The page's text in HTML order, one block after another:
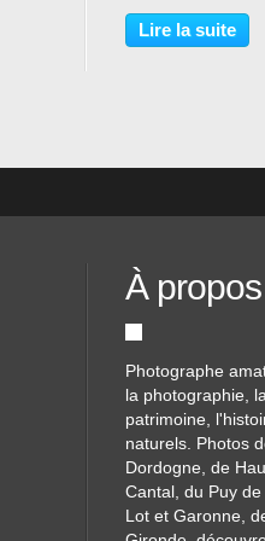
qui y reçoit en
important affluent,
Lire la suite
À propos
Photographe
la photographie,
patrimoine,
naturels. Photos
Dordogne, de
Cantal, du Puy
Lot et Garonne,